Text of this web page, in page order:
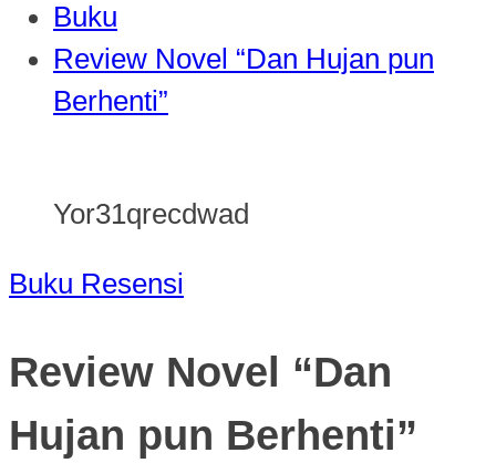
Buku
Review Novel “Dan Hujan pun
Berhenti”
Yor31qrecdwad
Buku Resensi
Review Novel “Dan
Hujan pun Berhenti”